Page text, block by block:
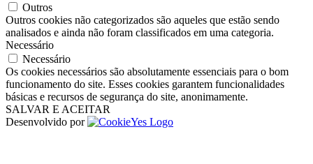
Outros
Outros cookies não categorizados são aqueles que estão sendo
analisados ​​e ainda não foram classificados em uma categoria.
Necessário
Necessário
Os cookies necessários são absolutamente essenciais para o bom
funcionamento do site. Esses cookies garantem funcionalidades
básicas e recursos de segurança do site, anonimamente.
SALVAR E ACEITAR
Desenvolvido por